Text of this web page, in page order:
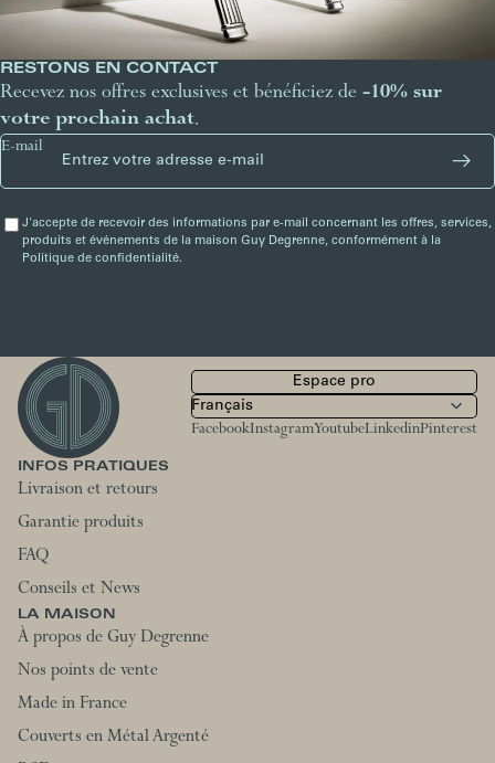
RESTONS EN CONTACT
Recevez nos offres exclusives et bénéficiez de -10% sur
votre prochain achat.
E-mail
J'accepte de recevoir des informations par e-mail concernant les offres, services,
produits et événements de la maison Guy Degrenne, conformément à la
Politique de confidentialité.
Espace pro
FacebookInstagramYoutubeLinkedinPinterest
INFOS PRATIQUES
Livraison et retours
Garantie produits
FAQ
Conseils et News
LA MAISON
À propos de Guy Degrenne
Nos points de vente
Made in France
Couverts en Métal Argenté